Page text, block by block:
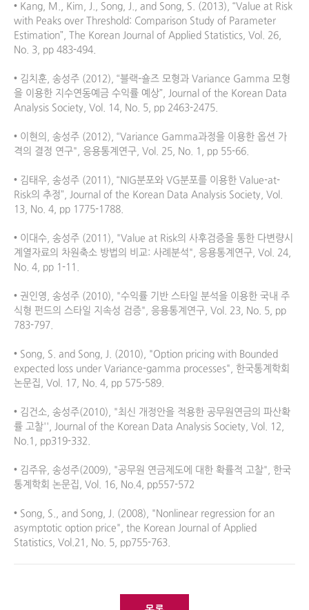
• Kang, M., Kim, J., Song, J., and Song, S. (2013), “Value at Risk
with Peaks over Threshold: Comparison Study of Parameter
Estimation”, The Korean Journal of Applied Statistics, Vol. 26,
No. 3, pp 483-494.
• 김치훈, 송성주 (2012), “블랙-숄즈 모형과 Variance Gamma 모형
을 이용한 지수연동예금 수익률 예상”, Journal of the Korean Data
Analysis Society, Vol. 14, No. 5, pp 2463-2475.
• 이현의, 송성주 (2012), “Variance Gamma과정을 이용한 옵션 가
격의 결정 연구", 응용통계연구, Vol. 25, No. 1, pp 55-66.
• 김태우, 송성주 (2011), “NIG분포와 VG분포를 이용한 Value-at-
Risk의 추정”, Journal of the Korean Data Analysis Society, Vol.
13, No. 4, pp 1775-1788.
• 이대수, 송성주 (2011), "Value at Risk의 사후검증을 통한 다변량시
계열자료의 차원축소 방법의 비교: 사례분석", 응용통계연구, Vol. 24,
No. 4, pp 1-11.
• 권인영, 송성주 (2010), "수익률 기반 스타일 분석을 이용한 국내 주
식형 펀드의 스타일 지속성 검증", 응용통계연구, Vol. 23, No. 5, pp
783-797.
• Song, S. and Song, J. (2010), "Option pricing with Bounded
expected loss under Variance-gamma processes", 한국통계학회
논문집, Vol. 17, No. 4, pp 575-589.
• 김건소, 송성주(2010), "최신 개정안을 적용한 공무원연금의 파산확
률 고찰'', Journal of the Korean Data Analysis Society, Vol. 12,
No.1, pp319-332.
• 김주유, 송성주(2009), "공무원 연금제도에 대한 확률적 고찰", 한국
통계학회 논문집, Vol. 16, No.4, pp557-572
• Song, S., and Song, J. (2008), "Nonlinear regression for an
asymptotic option price", the Korean Journal of Applied